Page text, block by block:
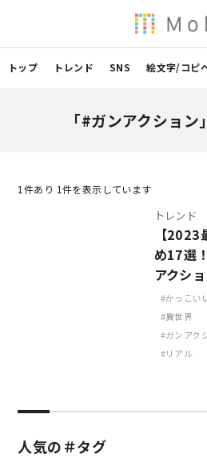
トップ トレンド SNS 絵文字/コピ
「#ガンアクショ
1 件あり 1件を表示しています
トレンド
【
め17選
アクシ
かっこい
異世界
ガンアク
リアル
人気の＃タグ